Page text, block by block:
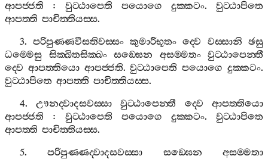
ආපජ‍්ජති : වුට‍්ඨාපෙති පයොගෙ දුක‍්කටං. වුට‍්ඨාපිතෙ
ආපත‍්ති පාචිත‍්තියස‍්ස.
3. පරිපුණ‍්ණවීසතිවස‍්සං කුමාරීභූතං ද‍්වෙ වස‍්සානි ඡසු
ධම‍්මෙසු
සික‍්ඛිතසික‍්ඛං සඞ‍්ඝෙන අසම‍්මතං
වුට‍්ඨාපෙන‍්තී
ද‍්වෙ ආපත‍්තියො ආපජ‍්ජති.වුට‍්ඨාපෙති පයොගෙ දුක‍්කටං.
වුට‍්ඨාපිතෙ ආපත‍්ති පාචිත‍්තියස‍්ස.
4. ඌනද‍්වාදසවස‍්සා වුට‍්ඨාපෙන‍්තී ද‍්වෙ
ආපත‍්තියො
ආපජ‍්ජති : වුට‍්ඨාපෙති පයොගෙ දුක‍්කටං. වුට‍්ඨාපිතෙ
ආපත‍්ති පාචිත‍්තියස‍්ස.
5.පරිපුණ‍්ණද‍්වාදසවස‍්සා සඞ‍්ඝෙන
අසම‍්මතා